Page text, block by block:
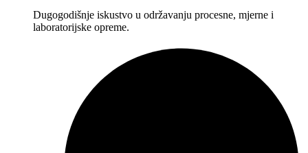
Dugogodišnje iskustvo u održavanju procesne, mjerne i
laboratorijske opreme.